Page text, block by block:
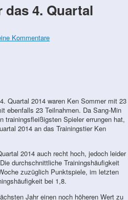
das 4. Quartal
Kommentare
Quartal 2014 waren Ken Sommer mit 23
ebenfalls 23 Teilnahmen. Da Sang-Min
trainingsfleißigsten Spieler errungen hat,
2014 an das Trainingstier Ken
2014 auch recht hoch, jedoch leider
durchschnittliche Trainingshäufigkeit
zuzüglich Punktspiele, im letzten
bei 1,8.
Jahr einen noch höheren Wert zu